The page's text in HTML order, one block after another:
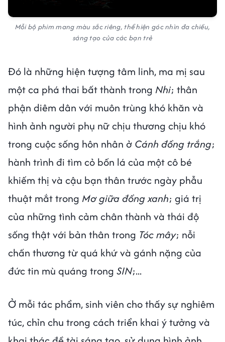
Mỗi bộ phim mang màu sắc riêng, thể hiện góc nhìn đa chiều,
sáng tạo của các bạn trẻ
Đó là những hiện tượng tâm linh, ma mị sau
một ca phá thai bất thành trong Nhi; thân
phận diêm dân với muôn trùng khó khăn và
hình ảnh người phụ nữ chịu thương chịu khó
trong cuộc sống hôn nhân ở Cánh đồng trắng;
hành trình đi tìm cỏ bốn lá của một cô bé
khiếm thị và cậu bạn thân trước ngày phẫu
thuật mắt trong Mơ giữa đồng xanh; giá trị
của những tình cảm chân thành và thái độ
sống thật với bản thân trong Tóc mây; nỗi
chấn thương từ quá khứ và gánh nặng của
đức tin mù quáng trong SIN;...
Ở mỗi tác phẩm, sinh viên cho thấy sự nghiêm
túc, chỉn chu trong cách triển khai ý tưởng và